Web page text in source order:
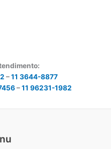
–11 3644-8877
–11 96231-1982